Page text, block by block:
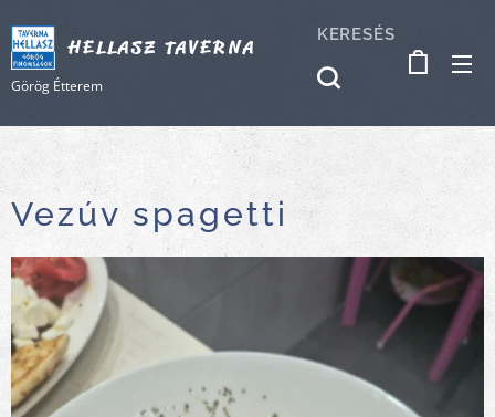
HELLASZ TAVERNA
Görög Étterem
KERESÉS
Vezúv spagetti